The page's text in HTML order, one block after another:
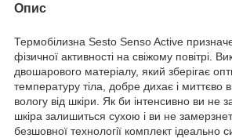
Опис
Термобілизна Sesto Senso Active
фізичної активності на свіжому повітрі.
двошарового матеріалу, який зберігає
температуру тіла, добре дихає і миттєво
вологу від шкіри. Як би інтенсивно ви не
шкіра залишиться сухою і ви не
безшовної технології комплект ідеально